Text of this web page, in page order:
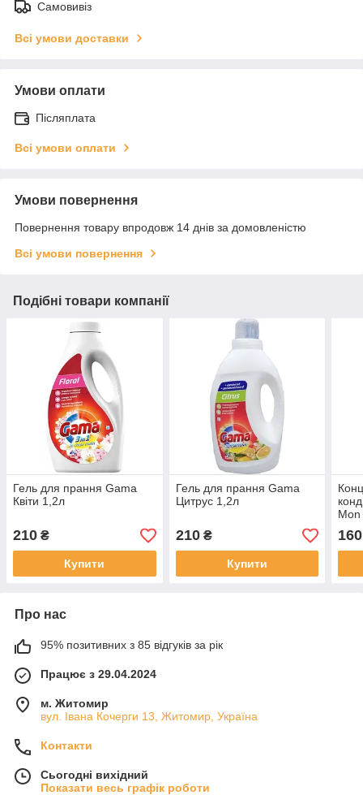
Самовивіз
Всі умови доставки
Умови оплати
Післяплата
Всі умови оплати
Умови повернення
Повернення товару впродовж 14 днів за домовленістю
Всі умови повернення
Подібні товари компанії
Гель для прання Gama
Квіти 1,2л
210 ₴
Купити
Гель для прання Gama
Цитрус 1,2л
210₴
Купити
160
Про нас
95% позитивних з 85 відгуків за рік
Працює з 29.04.2024
м. Житомир
вул. Івана Кочерги 13, Житомир, Україна
Контакти
Сьогодні вихідний
Показати весь графік роботи